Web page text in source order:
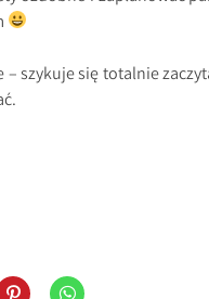
szykuje się totalnie